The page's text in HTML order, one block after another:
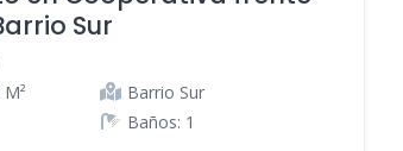
Sur
Barrio Sur
Baños: 1